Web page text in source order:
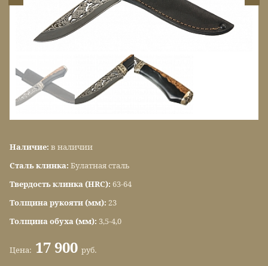
Наличие: в наличии
Сталь клинка: Булатная сталь
Твердость клинка (HRC): 63-64
Толщина рукояти (мм): 23
Толщина обуха (мм): 3,5-4,0
Цена: 17 900 руб.